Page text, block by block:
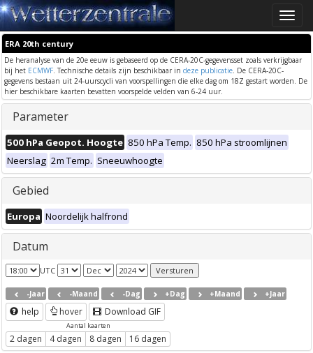
Toggle
ERA 20th century
De heranalyse van de 20e eeuw is gebaseerd op de CERA-20C-gegevensset zoals verkrijgbaar
bij het ECMWF. Technische details zijn beschikbaar in deze publicatie. De CERA-20C-
gegevens bestaan uit 24-uurscycli van voorspellingen die elke dag om 18Z gestart worden. De
hier beschikbare kaarten bevatten voorspelde velden van 6-24 uur.
Parameter
500 hPa Geopot. Hoogte 850 hPa Temp. 850 hPa stroomlijnen
Neerslag 2m Temp. Sneeuwhoogte
Gebied
Europa Noordelijk halfrond
Datum
UTC
-Jaar -Maand -Dag +Dag +Maand +Jaar
help hover Download GIF
Aantal kaarten
2 dagen 4 dagen 8 dagen 16 dagen